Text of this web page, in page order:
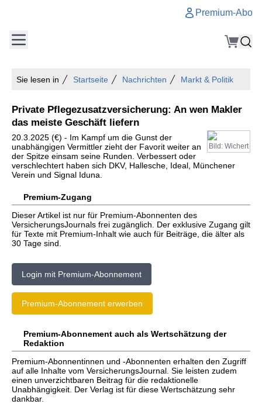
Premium-Abo
Sie lesen in Startseite Nachrichten Markt & Politik
Private Pflegezusatzversicherung: An wen Makler
das meiste Geschäft liefern
Bild: Wichert
20.3.2025 (€) - Im Kampf um die Gunst der
unabhängigen Vermittler zieht der Favorit weiter an
der Spitze einsam seine Runden. Verbessert oder
verschlechtert haben sich DKV, Hallesche, Ideal, Münchener
Verein und Signal Iduna.
Premium-Zugang
Dieser Artikel ist nur für Premium-Abonnenten des
VersicherungsJournals frei zugänglich. Der exklusive Zugang gilt
für Texte mit Premium-Inhalt wie auch für Beiträge, die älter als
30 Tage sind.
Login mit Premium-Abonnement
Premium-Abonnement erwerben
Premium-Abonnement auch als Wertschätzung der
Redaktion
Premium-Abonnentinnen und -Abonnenten erhalten den Zugriff
auf alle Inhalte vom VersicherungsJournal. Sie leisten zudem
einen unverzichtbaren Beitrag für die redaktionelle
Unabhängigkeit. Der Verlag ist für diese Wertschätzung sehr
dankbar.